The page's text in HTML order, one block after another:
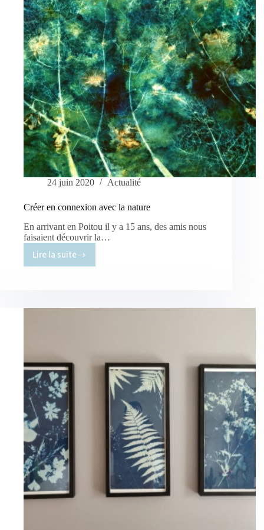
24 juin 2020 Actualité
Créer en connexion avec la nature
En arrivant en Poitou il y a 15 ans, des amis nous
faisaient découvrir la…
Lire la suite
Créer
la